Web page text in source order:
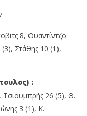
(75-64) ΣΤΗΝ
8, Ουαντίντζο
Στάθης 10 (1),
:
26 (5), Θ.
3 (1), Κ.